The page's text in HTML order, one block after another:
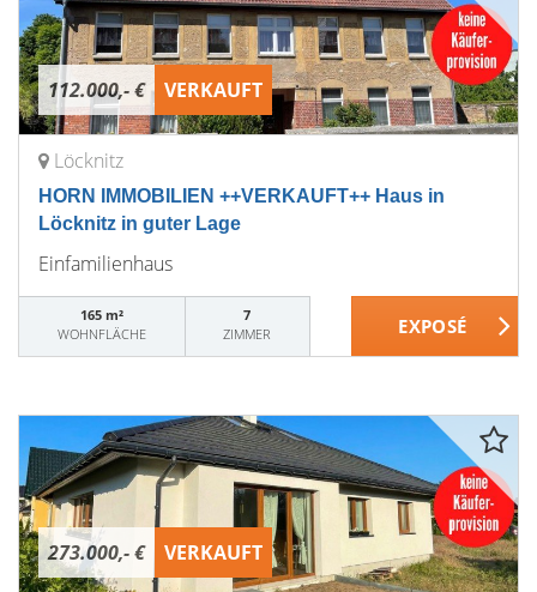
112.000,- € VERKAUFT
Löcknitz
HORN IMMOBILIEN ++VERKAUFT++ Haus in
Löcknitz in guter Lage
Einfamilienhaus
165 m²
WOHNFLÄCHE
7
ZIMMER
273.000,- € VERKAUFT